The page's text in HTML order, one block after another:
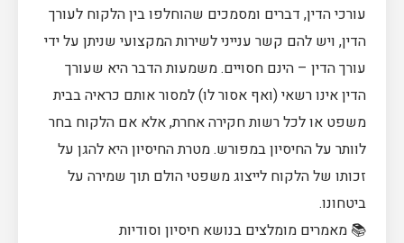
עורכי הדין, דברים ומסמכים שהוחלפו בין הלקוח לעורך
הדין, ויש להם קשר ענייני לשירות המקצועי שניתן על ידי
עורך הדין – הינם חסויים. משמעות הדבר היא שעורך
הדין אינו רשאי (ואף אסור לו) למסור אותם כראיה בבית
משפט או לכל רשות חקירה אחרת, אלא אם הלקוח בחר
לוותר על החיסיון במפורש. מטרת החיסיון היא להגן על
זכותו של הלקוח לייצוג משפטי הולם תוך שמירה על
ביטחונו.
📚 מאמרים מומלצים בנושא חיסיון וסודיות